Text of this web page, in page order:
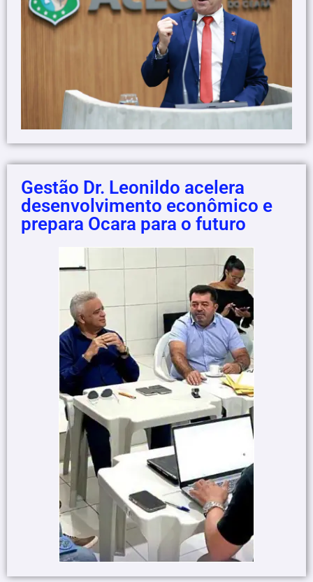
Gestão Dr. Leonildo acelera
desenvolvimento econômico e
prepara Ocara para o futuro